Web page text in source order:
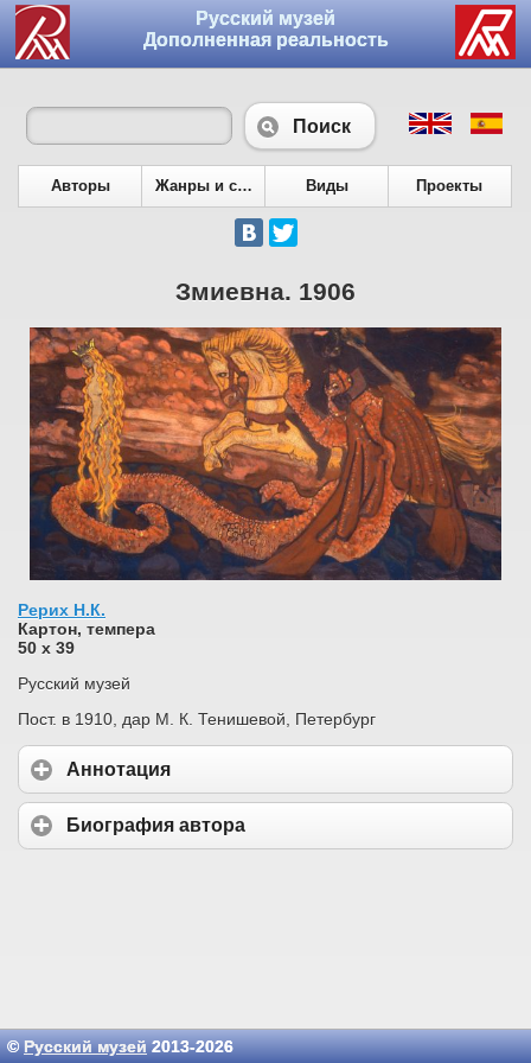
Русский музей
Дополненная реальность
Поиск
Авторы Жанры и сюжеты Виды Проекты
Змиевна. 1906
Рерих Н.К.
Картон, темпера
50 х 39
Русский музей
Пост. в 1910, дар М. К. Тенишевой, Петербург
Аннотация
Биография автора
©Русский музей2013-2026